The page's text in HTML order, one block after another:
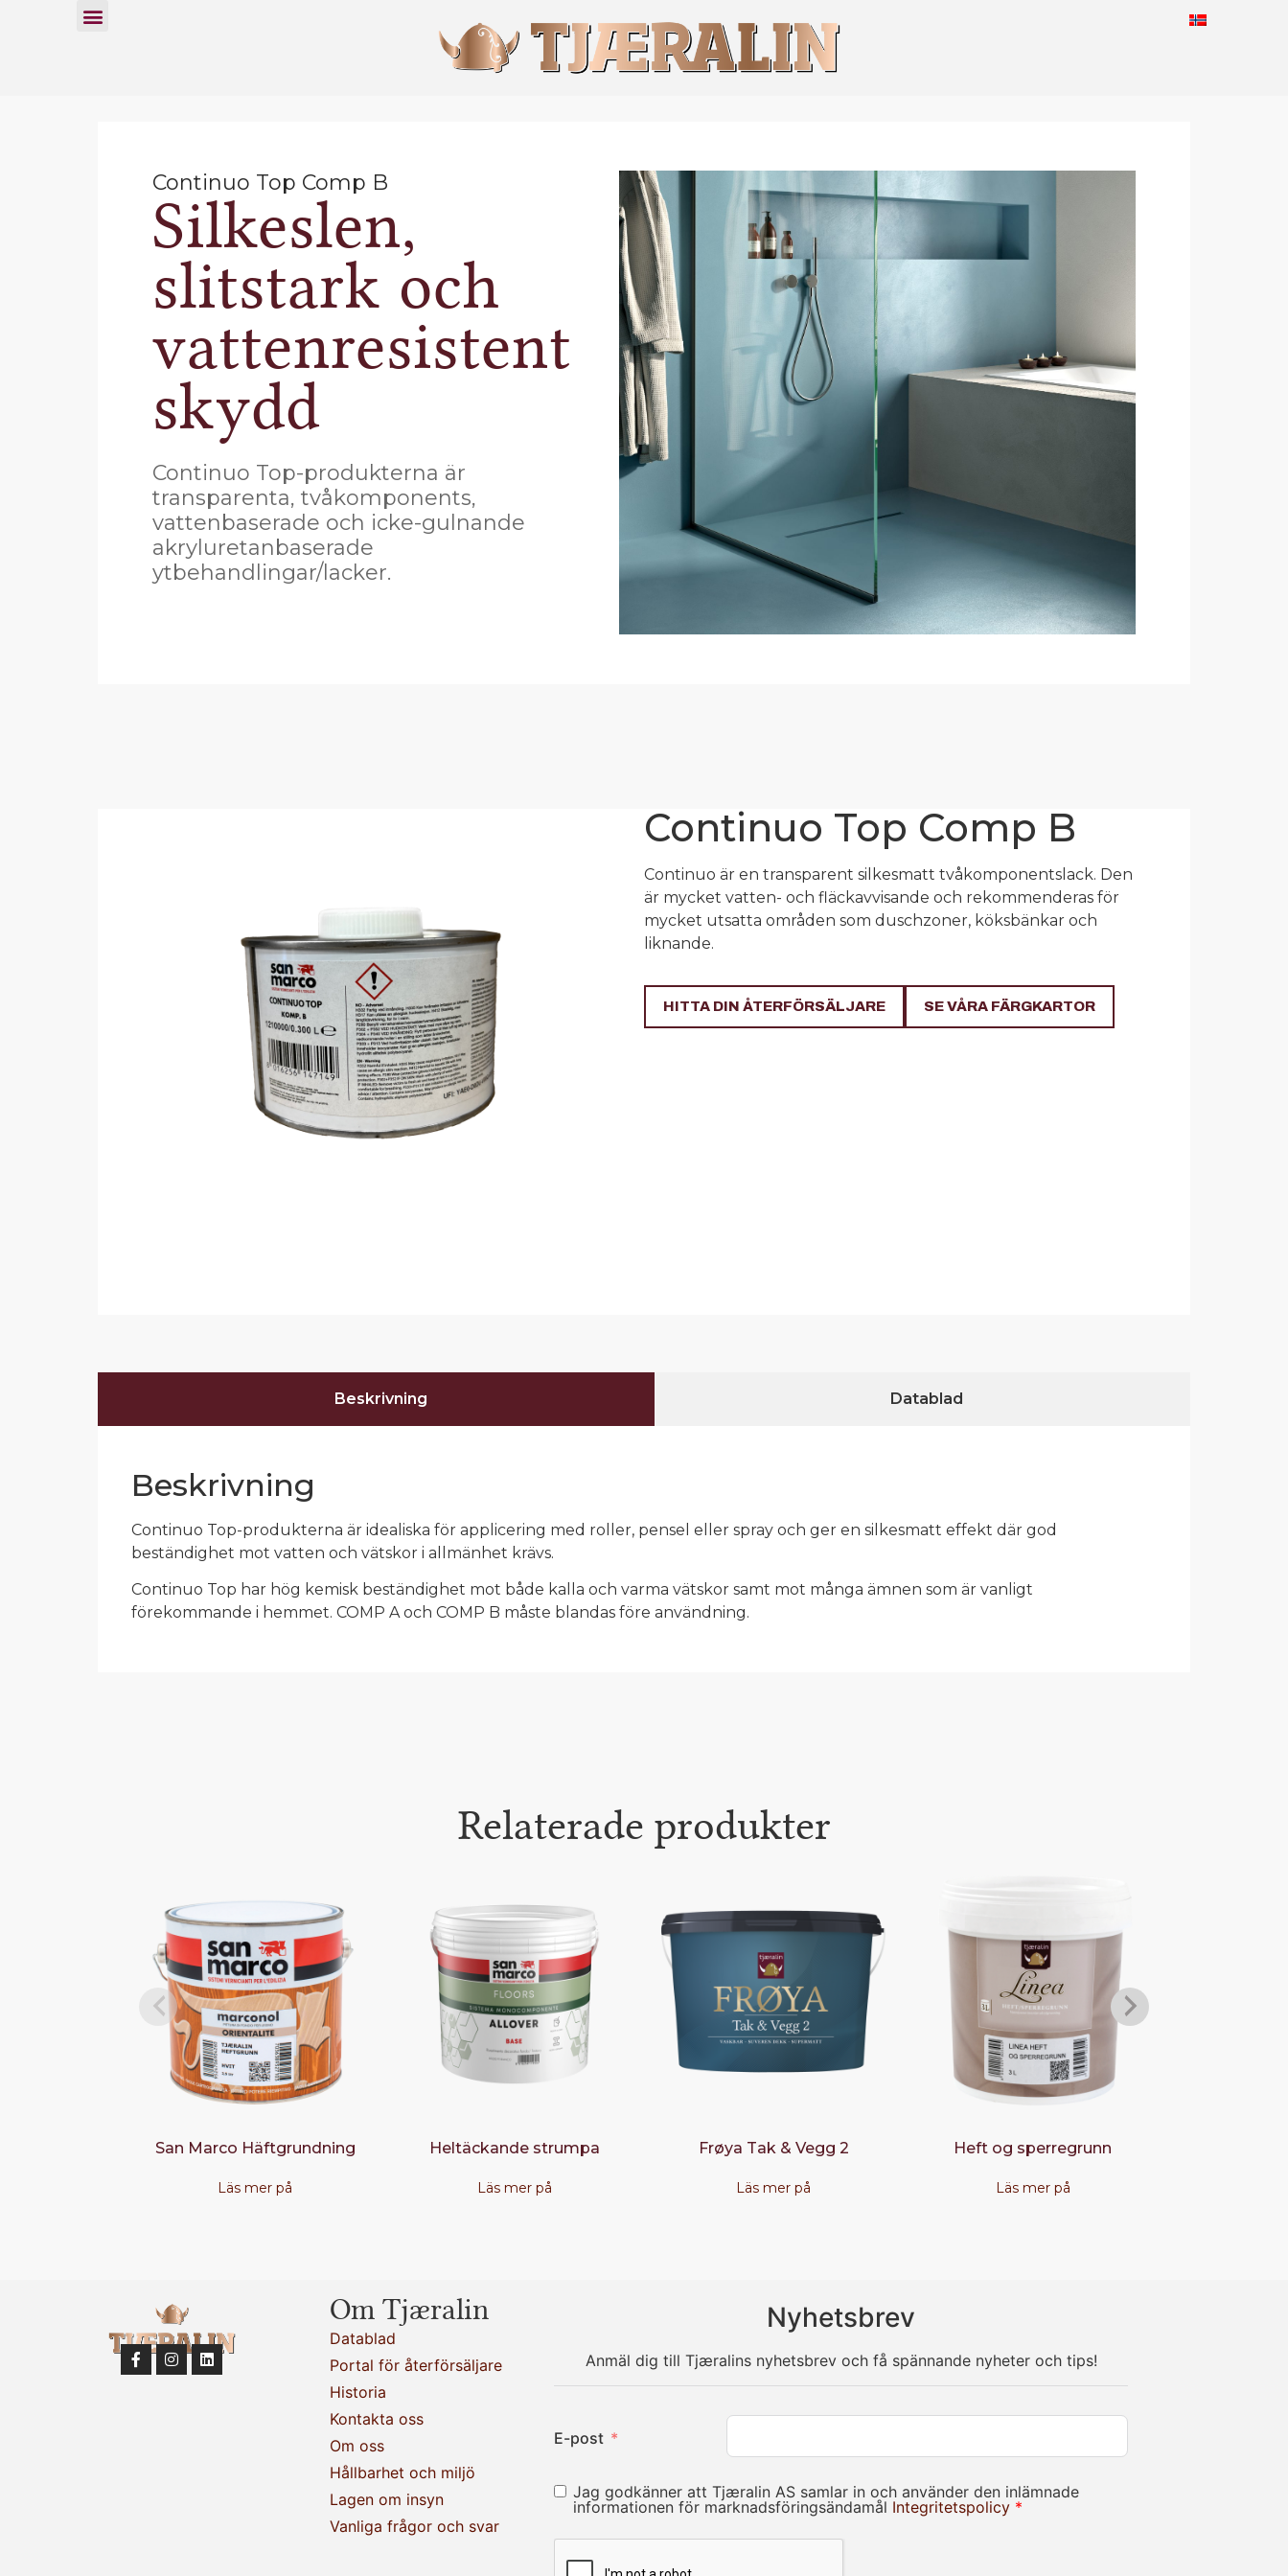
Continuo Top Comp B
Silkeslen,
slitstark och
vattenresistent
skydd
Continuo Top-produkterna är
transparenta, tvåkomponents,
vattenbaserade och icke-gulnande
akryluretanbaserade
ytbehandlingar/lacker.
Continuo är en transparent silkesmatt tvåkomponentslack. Den
är mycket vatten- och fläckavvisande och rekommenderas för
mycket utsatta områden som duschzoner, köksbänkar och
liknande.
HITTA DIN ÅTERFÖRSÄLJARE SE VÅRA FÄRGKARTOR
Continuo Top Comp B
Beskrivning Datablad
Beskrivning
Continuo Top-produkterna är idealiska för applicering med roller, pensel eller spray och ger en silkesmatt effekt där god
beständighet mot vatten och vätskor i allmänhet krävs.
Continuo Top har hög kemisk beständighet mot både kalla och varma vätskor samt mot många ämnen som är vanligt
förekommande i hemmet. COMP A och COMP B måste blandas före användning.
Relaterade produkter
San Marco Häftgrundning
Läs mer på
Heltäckande strumpa
Läs mer på
Frøya Tak & Vegg 2
Läs mer på
Heft og sperregrunn
Läs mer på
Om Tjæralin
Datablad
Portal för återförsäljare
Historia
Kontakta oss
Om oss
Hållbarhet och miljö
Lagen om insyn
Vanliga frågor och svar
Nyhetsbrev
Anmäl dig till Tjæralins nyhetsbrev och få spännande nyheter och tips!
E-post
Jag godkänner att Tjæralin AS samlar in och använder den inlämnade
informationen för marknadsföringsändamål Integritetspolicy *